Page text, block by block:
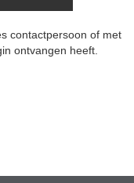
contactpersoon of met
ontvangen heeft.